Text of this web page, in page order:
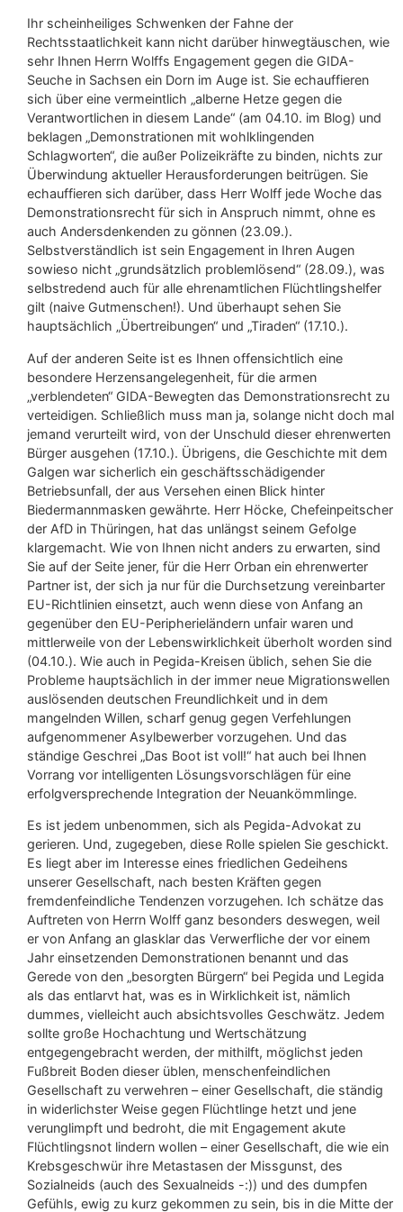
Ihr scheinheiliges Schwenken der Fahne der
Rechtsstaatlichkeit kann nicht darüber hinwegtäuschen, wie
sehr Ihnen Herrn Wolffs Engagement gegen die GIDA-
Seuche in Sachsen ein Dorn im Auge ist. Sie echauffieren
sich über eine vermeintlich „alberne Hetze gegen die
Verantwortlichen in diesem Lande“ (am 04.10. im Blog) und
beklagen „Demonstrationen mit wohlklingenden
Schlagworten“, die außer Polizeikräfte zu binden, nichts zur
Überwindung aktueller Herausforderungen beitrügen. Sie
echauffieren sich darüber, dass Herr Wolff jede Woche das
Demonstrationsrecht für sich in Anspruch nimmt, ohne es
auch Andersdenkenden zu gönnen (23.09.).
Selbstverständlich ist sein Engagement in Ihren Augen
sowieso nicht „grundsätzlich problemlösend“ (28.09.), was
selbstredend auch für alle ehrenamtlichen Flüchtlingshelfer
gilt (naive Gutmenschen!). Und überhaupt sehen Sie
hauptsächlich „Übertreibungen“ und „Tiraden“ (17.10.).
Auf der anderen Seite ist es Ihnen offensichtlich eine
besondere Herzensangelegenheit, für die armen
„verblendeten“ GIDA-Bewegten das Demonstrationsrecht zu
verteidigen. Schließlich muss man ja, solange nicht doch mal
jemand verurteilt wird, von der Unschuld dieser ehrenwerten
Bürger ausgehen (17.10.). Übrigens, die Geschichte mit dem
Galgen war sicherlich ein geschäftsschädigender
Betriebsunfall, der aus Versehen einen Blick hinter
Biedermannmasken gewährte. Herr Höcke, Chefeinpeitscher
der AfD in Thüringen, hat das unlängst seinem Gefolge
klargemacht. Wie von Ihnen nicht anders zu erwarten, sind
Sie auf der Seite jener, für die Herr Orban ein ehrenwerter
Partner ist, der sich ja nur für die Durchsetzung vereinbarter
EU-Richtlinien einsetzt, auch wenn diese von Anfang an
gegenüber den EU-Peripherieländern unfair waren und
mittlerweile von der Lebenswirklichkeit überholt worden sind
(04.10.). Wie auch in Pegida-Kreisen üblich, sehen Sie die
Probleme hauptsächlich in der immer neue Migrationswellen
auslösenden deutschen Freundlichkeit und in dem
mangelnden Willen, scharf genug gegen Verfehlungen
aufgenommener Asylbewerber vorzugehen. Und das
ständige Geschrei „Das Boot ist voll!“ hat auch bei Ihnen
Vorrang vor intelligenten Lösungsvorschlägen für eine
erfolgversprechende Integration der Neuankömmlinge.
Es ist jedem unbenommen, sich als Pegida-Advokat zu
gerieren. Und, zugegeben, diese Rolle spielen Sie geschickt.
Es liegt aber im Interesse eines friedlichen Gedeihens
unserer Gesellschaft, nach besten Kräften gegen
fremdenfeindliche Tendenzen vorzugehen. Ich schätze das
Auftreten von Herrn Wolff ganz besonders deswegen, weil
er von Anfang an glasklar das Verwerfliche der vor einem
Jahr einsetzenden Demonstrationen benannt und das
Gerede von den „besorgten Bürgern“ bei Pegida und Legida
als das entlarvt hat, was es in Wirklichkeit ist, nämlich
dummes, vielleicht auch absichtsvolles Geschwätz. Jedem
sollte große Hochachtung und Wertschätzung
entgegengebracht werden, der mithilft, möglichst jeden
Fußbreit Boden dieser üblen, menschenfeindlichen
Gesellschaft zu verwehren – einer Gesellschaft, die ständig
in widerlichster Weise gegen Flüchtlinge hetzt und jene
verunglimpft und bedroht, die mit Engagement akute
Flüchtlingsnot lindern wollen – einer Gesellschaft, die wie ein
Krebsgeschwür ihre Metastasen der Missgunst, des
Sozialneids (auch des Sexualneids -:)) und des dumpfen
Gefühls, ewig zu kurz gekommen zu sein, bis in die Mitte der